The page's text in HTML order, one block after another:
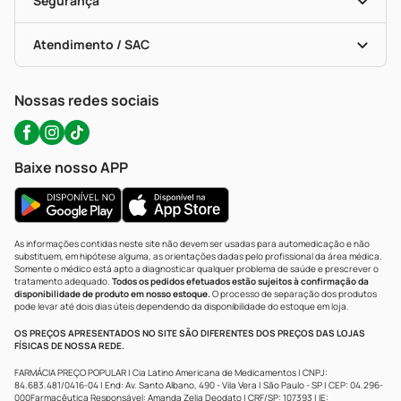
Troca E Devolução
Bulas De A A Z
Políticas De Marketplace
Testes Rápidos
Autoteste Covid-19
Certificado De Segurança
Portal Da Privacidade
Atendimento / SAC
WhatsApp (47) 9202-1687
Nossas redes sociais
Baixe nosso APP
As informações contidas neste site não devem ser usadas para automedicação e não
substituem, em hipótese alguma, as orientações dadas pelo profissional da área médica.
Somente o médico está apto a diagnosticar qualquer problema de saúde e prescrever o
tratamento adequado. Todos os pedidos efetuados estão sujeitos à confirmação da
disponibilidade de produto em nosso estoque.O processo de separação dos produtos
pode levar até dois dias úteis dependendo da disponibilidade do estoque em loja.
OS PREÇOS APRESENTADOS NO SITE SÃO DIFERENTES DOS PREÇOS DAS LOJAS
FÍSICAS DE NOSSA REDE.
FARMÁCIA PREÇO POPULAR | Cia Latino Americana de Medicamentos | CNPJ:
84.683.481/0416-04 | End: Av. Santo Albano, 490 - Vila Vera | São Paulo - SP | CEP: 04.296-
000Farmacêutica Responsável: Amanda Zelia Deodato | CRF/SP: 107393 | IE: